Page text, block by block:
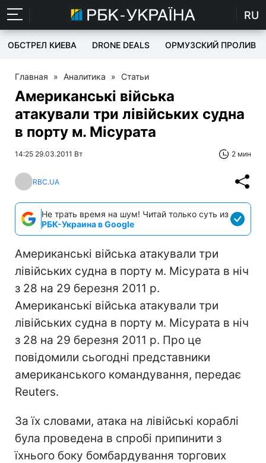
RU
ОБСТРЕЛ КИЕВА DRONE DEALS ОРМУЗСКИЙ ПРОЛИВ
Главная » Аналитика » Статьи
Американські війська
атакували три лівійських судна
в порту м. Місурата
14:25 29.03.2011 Вт 2 мин
RBC.UA
Не трать время на шум! Читай только суть из
РБК-Украина в Google
Американські війська атакували три
лівійських судна в порту м. Місурата в ніч
з 28 на 29 березня 2011 р.
Американські війська атакували три
лівійських судна в порту м. Місурата в ніч
з 28 на 29 березня 2011 р. Про це
повідомили сьогодні представники
американського командування, передає
Reuters.
За їх словами, атака на лівійські кораблі
була проведена в спробі припинити з
їхнього боку бомбардування торгових